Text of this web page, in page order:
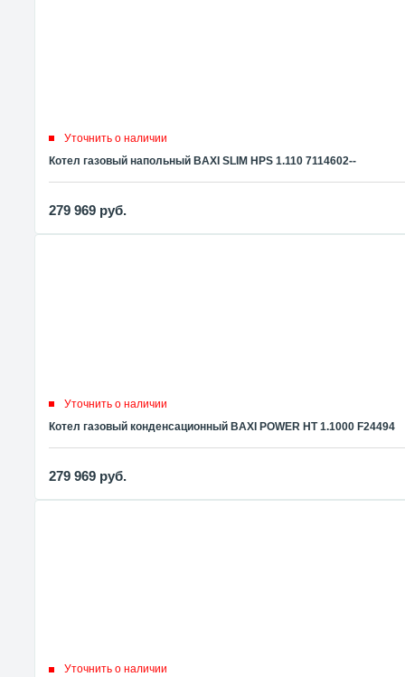
Уточнить о наличии
Котел газовый напольный BAXI SLIM HPS 1.110 7114602--
279 969 руб.
Уточнить о наличии
Котел газовый конденсационный BAXI POWER HT 1.1000 F24494
279 969 руб.
Уточнить о наличии